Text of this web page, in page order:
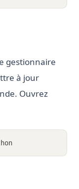
gestionnaire
à jour
Ouvrez